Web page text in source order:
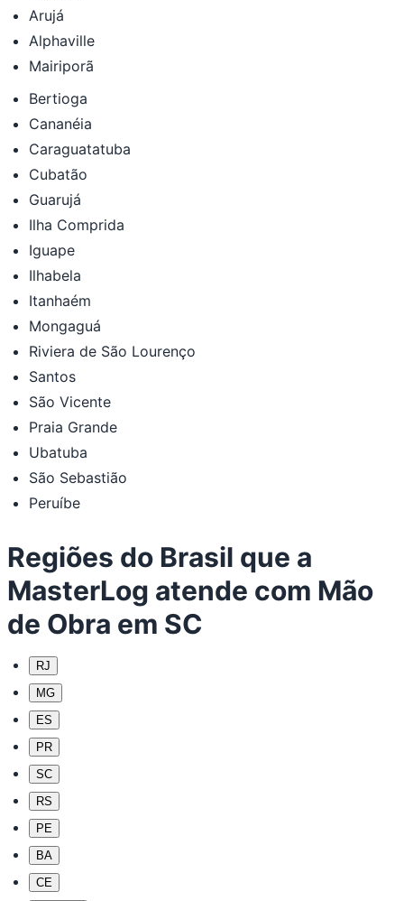
Arujá
Alphaville
Mairiporã
Bertioga
Cananéia
Caraguatatuba
Cubatão
Guarujá
Ilha Comprida
Iguape
Ilhabela
Itanhaém
Mongaguá
Riviera de São Lourenço
Santos
São Vicente
Praia Grande
Ubatuba
São Sebastião
Peruíbe
Regiões do Brasil que a
MasterLog atende com Mão
de Obra em SC
RJ
MG
ES
PR
SC
RS
PE
BA
CE